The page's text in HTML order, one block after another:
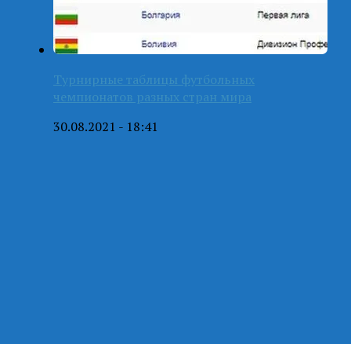
Турнирные таблицы футбольных
чемпионатов разных стран мира
30.08.2021 - 18:41